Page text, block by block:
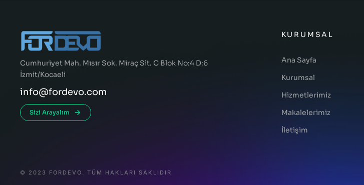
Cumhuriyet Mah. Mısır Sok. Miraç Sit. C Blok No:4 D:6
İzmit/Kocaeli
info@fordevo.com
Sizi Arayalım
KURUMSAL
Ana Sayfa
Kurumsal
Hizmetlerimiz
Makalelerimiz
İletişim
© 2023 FORDEVO. TÜM HAKLARI SAKLIDIR